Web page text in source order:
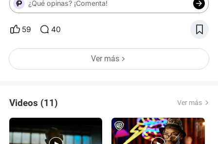
¿Qué opinas? ¡Comenta!
59 40
Ver más
Videos (11) Ver más